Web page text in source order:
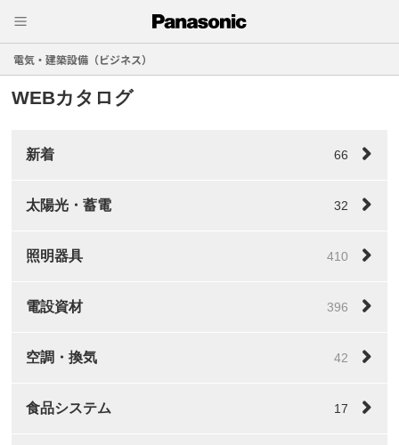
電気・建築設備（ビジネス）
WEBカタログ
新着 66
太陽光・蓄電 32
照明器具 410
電設資材 396
空調・換気 42
食品システム 17